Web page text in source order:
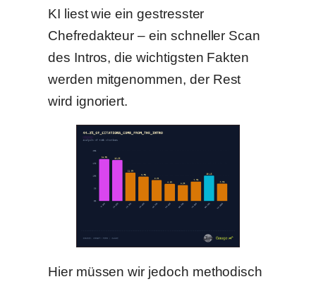
KI liest wie ein gestresster
Chefredakteur – ein schneller Scan
des Intros, die wichtigsten Fakten
werden mitgenommen, der Rest
wird ignoriert.
Hier müssen wir jedoch methodisch